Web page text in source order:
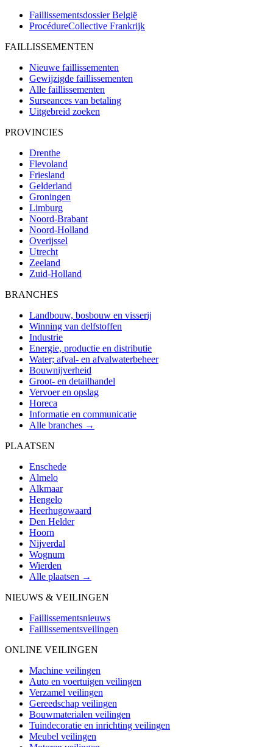
Faillissementsdossier België
ProcédureCollective Frankrijk
FAILLISSEMENTEN
Nieuwe faillissementen
Gewijzigde faillissementen
Alle faillissementen
Surseances van betaling
Uitgebreid zoeken
PROVINCIES
Drenthe
Flevoland
Friesland
Gelderland
Groningen
Limburg
Noord-Brabant
Noord-Holland
Overijssel
Utrecht
Zeeland
Zuid-Holland
BRANCHES
Landbouw, bosbouw en visserij
Winning van delfstoffen
Industrie
Energie, productie en distributie
Water; afval- en afvalwaterbeheer
Bouwnijverheid
Groot- en detailhandel
Vervoer en opslag
Horeca
Informatie en communicatie
Alle branches →
PLAATSEN
Enschede
Almelo
Alkmaar
Hengelo
Heerhugowaard
Den Helder
Hoorn
Nijverdal
Wognum
Wierden
Alle plaatsen →
NIEUWS & VEILINGEN
Faillissementsnieuws
Faillissementsveilingen
ONLINE VEILINGEN
Machine veilingen
Auto en voertuigen veilingen
Verzamel veilingen
Gereedschap veilingen
Bouwmaterialen veilingen
Tuindecoratie en inrichting veilingen
Meubel veilingen